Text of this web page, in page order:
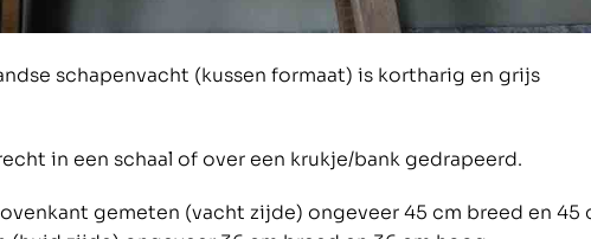
schapenvacht (kussen formaat) is kortharig en grijs
in een schaal of over een krukje/bank gedrapeerd.
gemeten (vacht zijde) ongeveer 45 cm breed en 45